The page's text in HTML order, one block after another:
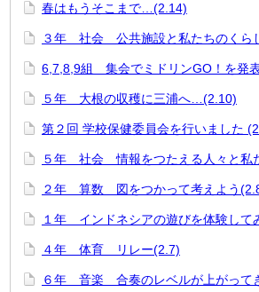
春はもうそこまで…(2.14)
３年 社会 公共施設と私たちのくら
6,7,8,9組 集会でミドリンGO！を発
５年 大根の収穫に三浦へ…(2.10)
第２回 学校保健委員会を行いました
５年 社会 情報をつたえる人々と私
２年 算数 図をつかって考えよう
１年 インドネシアの遊びを体験して
４年 体育 リレー(2.7)
６年 音楽 合奏のレベルが上がって